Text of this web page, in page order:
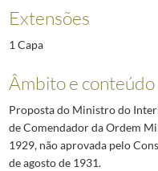
Extensões
1 Capa
Âmbito e conteúdo
Proposta do Ministro do
de Comendador da Ordem
1929, não aprovada pelo
de agosto de 1931.